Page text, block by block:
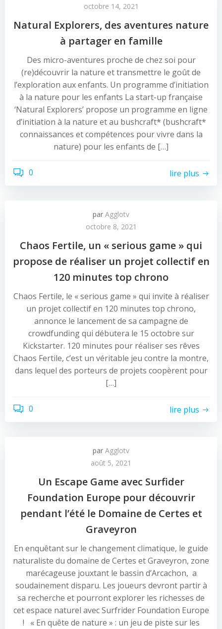
octobre 14, 2021
Natural Explorers, des aventures nature
à partager en famille
Des micro-aventures proche de chez soi pour
(re)découvrir la nature et transmettre le goût de
l’exploration aux enfants. Un programme d’initiation
à la nature pour les enfants La start-up française
‘Natural Explorers’ propose un programme en ligne
d’initiation à la nature et au bushcraft* (bushcraft*
connaissances et compétences pour vivre dans la
nature) pour les enfants de […]
0 lire plus
par Agglotv
octobre 8, 2021
Chaos Fertile, un « serious game » qui
propose de réaliser un projet collectif en
120 minutes top chrono
Chaos Fertile, le « serious game » qui invite à réaliser
un projet collectif en 120 minutes top chrono,
annonce le lancement de sa campagne de
crowdfunding qui débutera le 15 octobre sur
Kickstarter. 120 minutes pour réaliser ses rêves
Chaos Fertile, c’est un véritable jeu contre la montre,
dans lequel des porteurs de projets coopèrent pour
[…]
0 lire plus
par Agglotv
août 5, 2021
Un Escape Game avec Surfider
Foundation Europe pour découvrir
pendant l’été le Domaine de Certes et
Graveyron
En enquêtant sur le changement climatique, le guide
naturaliste du domaine de Certes et Graveyron, zone
marécageuse jouxtant le bassin d’Arcachon, a
soudainement disparu. Les joueurs devront partir à
sa recherche et pourront explorer les richesses de
cet espace naturel avec Surfrider Foundation Europe
! « En quête de nature » : un jeu de piste sur les